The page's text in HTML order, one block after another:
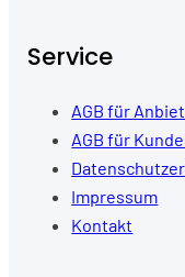
Service
AGB für
AGB für
Impressum
Kontakt